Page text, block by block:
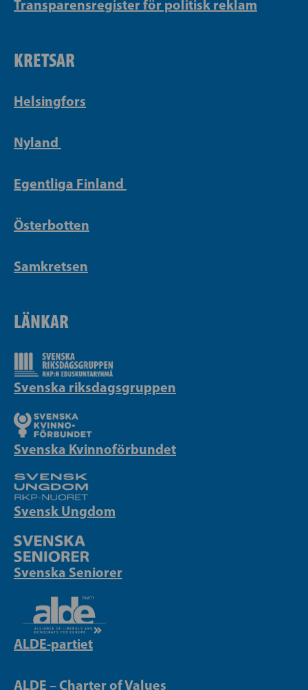
Transparensregister för politisk reklam
KRETSAR
Helsingfors
Nyland
Egentliga Finland
Österbotten
Samkretsen
LÄNKAR
Svenska riksdagsgruppen
Svenska Kvinnoförbundet
Svensk Ungdom
Svenska Seniorer
ALDE-partiet
ALDE – Charter of Values